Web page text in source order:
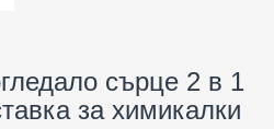
сърце 2 в 1
за химикалки